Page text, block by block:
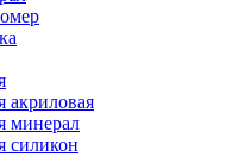
акриловая
минерал
силикон